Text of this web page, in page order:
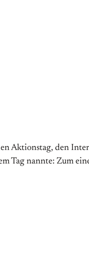
Aktions­tag, den
Tag nannte: Zum